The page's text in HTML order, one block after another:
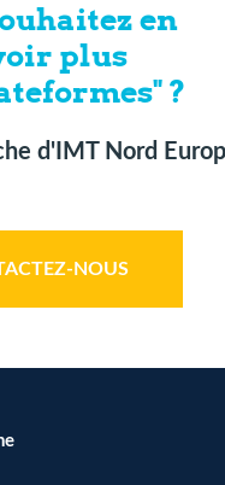
en
plus
?
d'IMT Nord
NOUS